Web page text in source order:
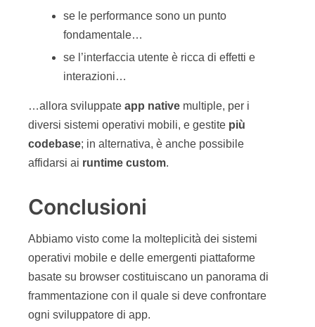
se le performance sono un punto
fondamentale…
se l’interfaccia utente è ricca di effetti e
interazioni…
…allora sviluppate app native multiple, per i
diversi sistemi operativi mobili, e gestite più
codebase; in alternativa, è anche possibile
affidarsi ai runtime custom.
Conclusioni
Abbiamo visto come la molteplicità dei sistemi
operativi mobile e delle emergenti piattaforme
basate su browser costituiscano un panorama di
frammentazione con il quale si deve confrontare
ogni sviluppatore di app.